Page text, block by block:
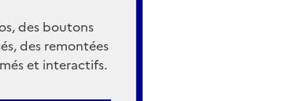
des boutons
des remontées
et interactifs.